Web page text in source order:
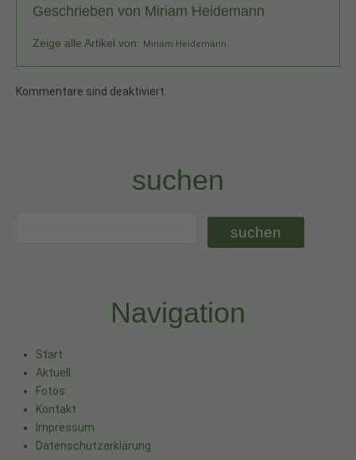
Geschrieben von Miriam Heidemann
Zeige alle Artikel von: Miriam Heidemann
Kommentare sind deaktiviert.
suchen
Navigation
Start
Aktuell
Fotos
Kontakt
Impressum
Datenschutzerklärung